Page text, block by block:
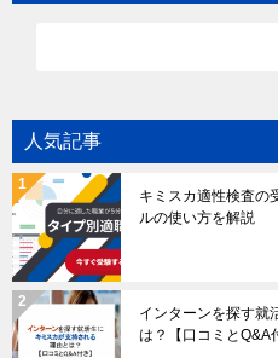
人気記事
キミスカ適性検査の
ルの使い方を解説
インターンを探す就
は？【口コミとQ&A